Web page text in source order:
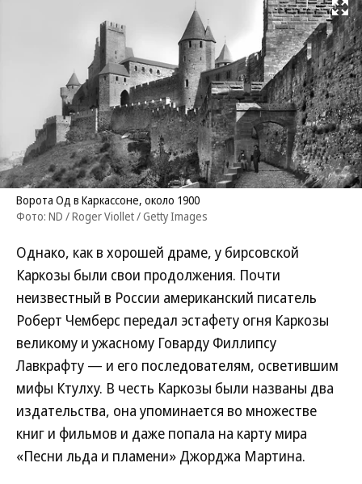
Развернуть
Ворота Од в Каркассоне, около 1900
Фото: ND / Roger Viollet / Getty Images
Однако, как в хорошей драме, у бирсовской
Каркозы были свои продолжения. Почти
неизвестный в России американский писатель
Роберт Чемберс передал эстафету огня Каркозы
великому и ужасному Говарду Филлипсу
Лавкрафту — и его последователям, осветившим
мифы Ктулху. В честь Каркозы были названы два
издательства, она упоминается во множестве
книг и фильмов и даже попала на карту мира
«Песни льда и пламени» Джорджа Мартина.